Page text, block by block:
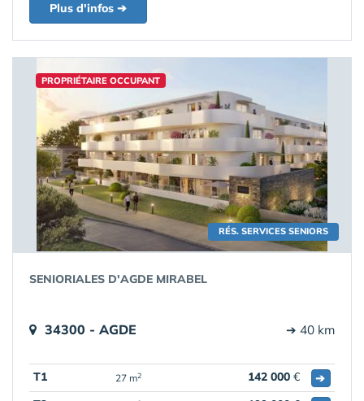
Plus d'infos ➔
RÉS. SERVICES SENIORS
PROPRIÉTAIRE OCCUPANT
SENIORIALES D'AGDE MIRABEL
34300 - AGDE ➔ 40 km
T1 27 m2 142 000 €
➔